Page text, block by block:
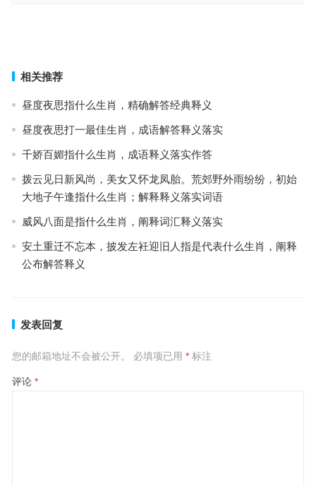
相关推荐
昼度夜思指什么生肖，精确解答经典释义
昼度夜思打一最佳生肖，成语解答释义落实
千娇百媚指什么生肖，成语释义落实作答
拨云见日新风尚，美女又怀龙凤胎。荒郊野外雨纷纷，初始
大地子午逢指什么生肖；解释释义落实词语
威风八面是指什么生肖，阐释词汇释义落实
安土重迁不忘本，披发左衽迎旧人指是代表什么生肖，阐释
公布解答释义
发表回复
您的邮箱地址不会被公开。 必填项已用 *标注
评论 *